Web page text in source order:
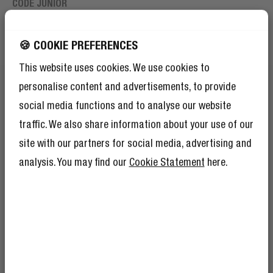
🍪 COOKIE PREFERENCES
This website uses cookies. We use cookies to
personalise content and advertisements, to provide
social media functions and to analyse our website
traffic. We also share information about your use of our
site with our partners for social media, advertising and
analysis. You may find our Cookie Statement here.
CODE JUNIOR
PREGUNTAS FRECUENTES
¡CONSIGUE UN 10% DE
DESCUENTO EN TU
PRÓXIMO PEDIDO!